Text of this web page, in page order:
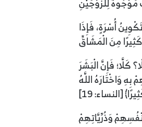
أُسْرَةٍ، فَإِذَا
كَلَّا؛ فَإِنَّ الْبَشَرَ
الرِّضَا بِمَا مَنَّ اللَّهُ عَلَيْهِمْ بِهِ وَاخْتَارَهُ اللَّهُ